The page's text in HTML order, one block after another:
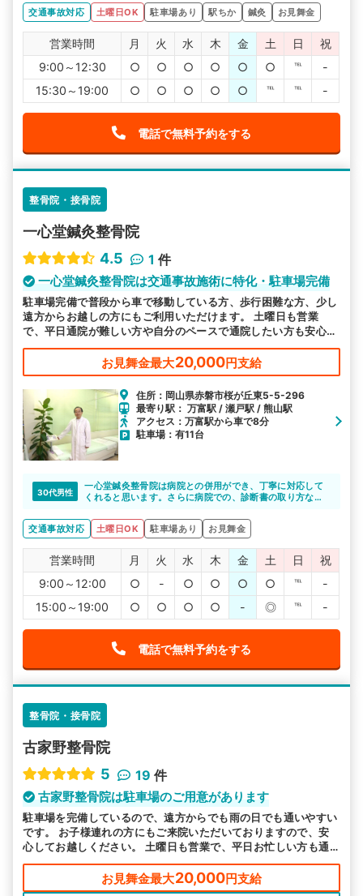
交通事故対応
土曜日OK 駐車場あり 駅ちか 鍼灸 お見舞金
営業時間 月 火 水 木 金 土 日
祝
9:00～12:30
○ ○ ○ ○ ○ ○ ℡
-
15:30～19:00
○ ○ ○ ○ ○ ℡ ℡ -
電話で無料予約をする
整骨院・接骨院
一心堂鍼灸整骨院
4.5
1 件
一心堂鍼灸整骨院は交通事故施術に特化・駐車場完備
駐車場完備で普段から車で移動している方、歩行困難な方、少し
遠方からお越しの方にもご利用いただけます。 土曜日も営業
で、平日通院が難しい方や自分のペースで通院したい方も安心で
す。 むち打ち等、交通事故後の各症状に対応しております。
お見舞金最大20,000円支給
住所：岡山県赤磐市桜が丘東5-5-296
最寄り駅： 万富駅 / 瀬戸駅 / 熊山駅
アクセス：万富駅から車で8分
駐車場：有11台
30代男性
一心堂鍼灸整骨院は病院との併用ができ、丁寧に対応して
くれると思います。さらに病院での、診断書の取り方など
交通事故対応
土曜日OK 駐車場あり お見舞金
営業時間 月 火 水 木 金 土 日
祝
9:00～12:00
○ - ○ ○ ○ ○ ℡
-
15:00～19:00
○ ○ ○ ○ - ◎ ℡ -
電話で無料予約をする
整骨院・接骨院
古家野整骨院
5
19 件
古家野整骨院は駐車場のご用意があります
駐車場を完備しているので、遠方からでも雨の日でも通いやすい
です。 お子様連れの方にもご来院いただいておりますので、安
心してお越しください。 土曜日も営業で、平日お忙しい方も通
いやすい環境をご用意しています。
お見舞金最大20,000円支給